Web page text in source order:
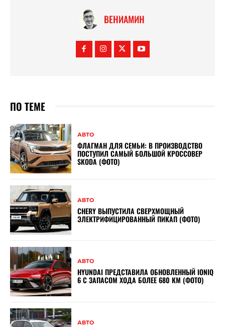
ВЕНИАМИН
ПО ТЕМЕ
АВТО
ФЛАГМАН ДЛЯ СЕМЬИ: В ПРОИЗВОДСТВО
ПОСТУПИЛ САМЫЙ БОЛЬШОЙ КРОССОВЕР
SKODA (ФОТО)
АВТО
CHERY ВЫПУСТИЛА СВЕРХМОЩНЫЙ
ЭЛЕКТРИФИЦИРОВАННЫЙ ПИКАП (ФОТО)
АВТО
HYUNDAI ПРЕДСТАВИЛА ОБНОВЛЕННЫЙ IONIQ
6 С ЗАПАСОМ ХОДА БОЛЕЕ 680 КМ (ФОТО)
АВТО